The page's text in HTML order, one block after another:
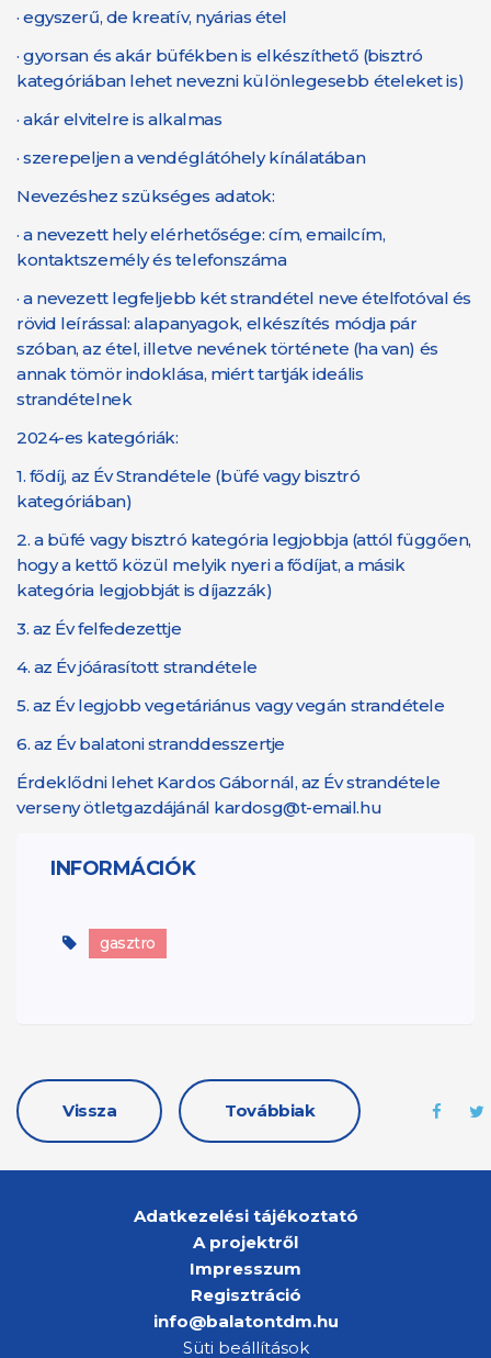
· egyszerű, de kreatív, nyárias étel
· gyorsan és akár büfékben is elkészíthető (bisztró
kategóriában lehet nevezni különlegesebb ételeket is)
· akár elvitelre is alkalmas
· szerepeljen a vendéglátóhely kínálatában
Nevezéshez szükséges adatok:
· a nevezett hely elérhetősége: cím, emailcím,
kontaktszemély és telefonszáma
· a nevezett legfeljebb két strandétel neve ételfotóval és
rövid leírással: alapanyagok, elkészítés módja pár
szóban, az étel, illetve nevének története (ha van) és
annak tömör indoklása, miért tartják ideális
strandételnek
2024-es kategóriák:
1. fődíj, az Év Strandétele (büfé vagy bisztró
kategóriában)
2. a büfé vagy bisztró kategória legjobbja (attól függően,
hogy a kettő közül melyik nyeri a fődíjat, a másik
kategória legjobbját is díjazzák)
3. az Év felfedezettje
4. az Év jóárasított strandétele
5. az Év legjobb vegetáriánus vagy vegán strandétele
6. az Év balatoni stranddesszertje
Érdeklődni lehet Kardos Gábornál, az Év strandétele
verseny ötletgazdájánál kardosg@t-email.hu
INFORMÁCIÓK
gasztro
Vissza Továbbiak
Adatkezelési tájékoztató
A projektről
Impresszum
Regisztráció
info@balatontdm.hu
Süti beállítások